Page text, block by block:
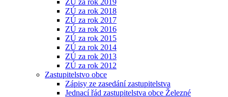
ZÚ za rok 2019
ZÚ za rok 2018
ZÚ za rok 2017
ZÚ za rok 2016
ZÚ za rok 2015
ZÚ za rok 2014
ZÚ za rok 2013
ZÚ za rok 2012
Zastupitelstvo obce
Zápisy ze zasedání zastupitelstva
Jednací řád zastupitelstva obce Železné